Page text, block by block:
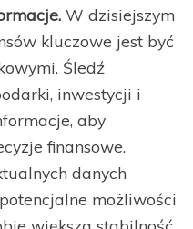
W dzisiejszym
kluczowe jest być
Śledź
inwestycji i
aby
finansowe.
danych
możliwości